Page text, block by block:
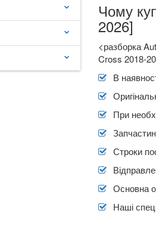
keyboard_arrow_down
keyboard_arrow_down
keyboard_arrow_down
Чому купити
2026]
<разборка
Cross 2018-
В
При
Строки
Основна
Наші